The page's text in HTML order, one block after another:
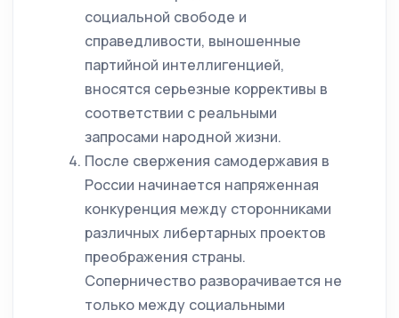
социальной свободе и
справедливости, выношенные
партийной интеллигенцией,
вносятся серьезные коррективы в
соответствии с реальными
запросами народной жизни.
После свержения самодержавия в
России начинается напряженная
конкуренция между сторонниками
различных либертарных проектов
преображения страны.
Соперничество разворачивается не
только между социальными